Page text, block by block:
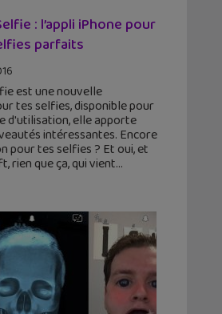
: l’appli iPhone pour
parfaits
est une nouvelle
tes selfies, disponible pour
d'utilisation, elle apporte
intéressantes. Encore
pour tes selfies ? Et oui, et
rien que ça, qui vient